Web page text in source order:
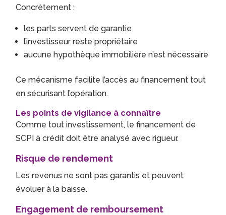
Concrètement :
les parts servent de garantie
l’investisseur reste propriétaire
aucune hypothèque immobilière n’est nécessaire
Ce mécanisme facilite l’accès au financement tout
en sécurisant l’opération.
Les points de vigilance à connaître
Comme tout investissement, le financement de
SCPI à crédit doit être analysé avec rigueur.
Risque de rendement
Les revenus ne sont pas garantis et peuvent
évoluer à la baisse.
Engagement de remboursement